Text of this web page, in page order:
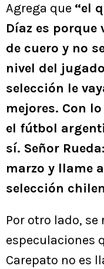
Agrega que “el
Díaz es
de cuero y no
nivel del
selección le
mejores. Con
el fútbol
sí. Señor
marzo y llame
selección
Por otro lado, se
especulaciones
Carepato no es